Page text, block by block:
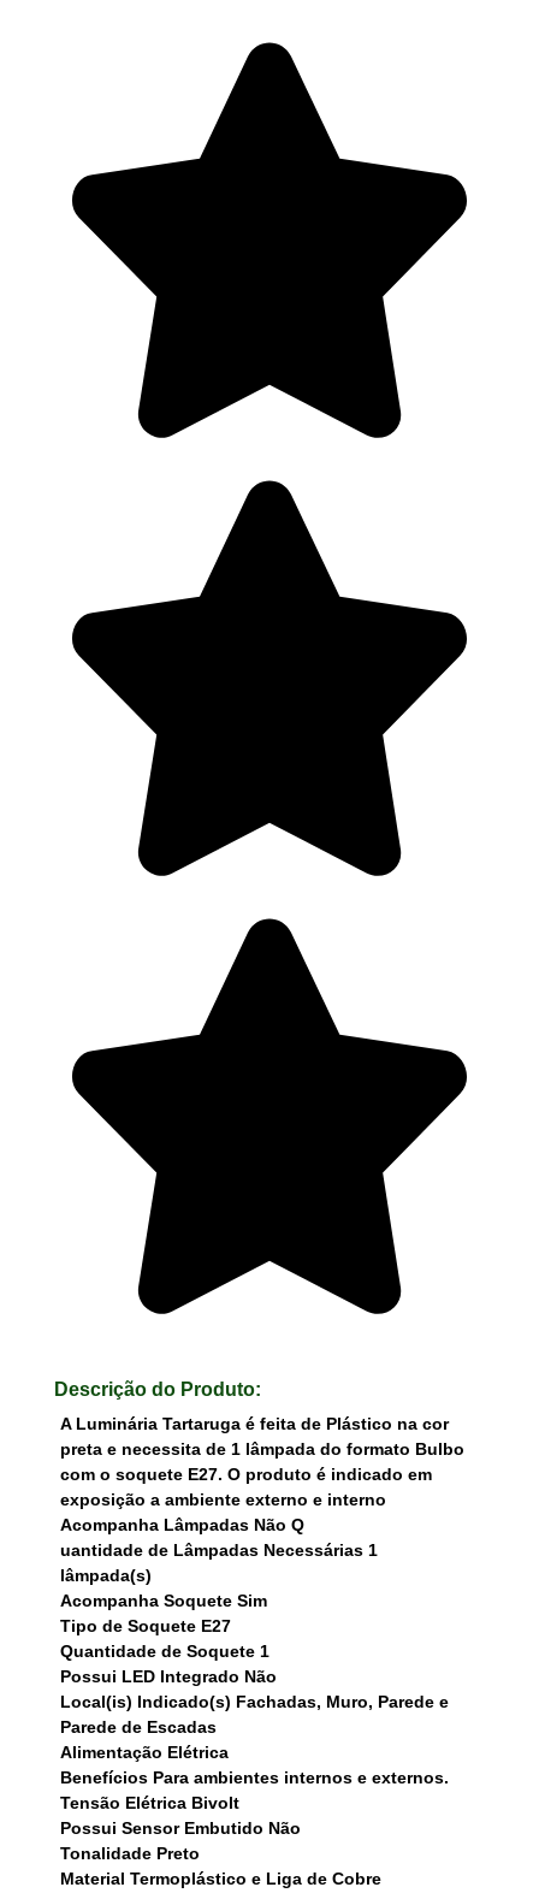
Descrição do Produto:
A Luminária Tartaruga é feita de Plástico na cor
preta e necessita de 1 lâmpada do formato Bulbo
com o soquete E27. O produto é indicado em
exposição a ambiente externo e interno
Acompanha Lâmpadas Não Q
uantidade de Lâmpadas Necessárias 1
lâmpada(s)
Acompanha Soquete Sim
Tipo de Soquete E27
Quantidade de Soquete 1
Possui LED Integrado Não
Local(is) Indicado(s) Fachadas, Muro, Parede e
Parede de Escadas
Alimentação Elétrica
Benefícios Para ambientes internos e externos.
Tensão Elétrica Bivolt
Possui Sensor Embutido Não
Tonalidade Preto
Material Termoplástico e Liga de Cobre